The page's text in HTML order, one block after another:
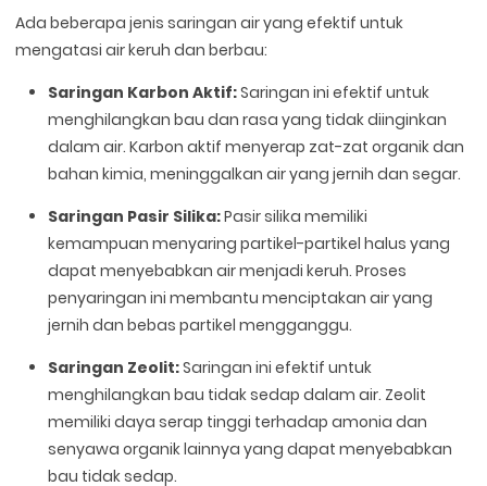
Ada beberapa jenis saringan air yang efektif untuk
mengatasi air keruh dan berbau:
Saringan Karbon Aktif:Saringan ini efektif untuk
menghilangkan bau dan rasa yang tidak diinginkan
dalam air. Karbon aktif menyerap zat-zat organik dan
bahan kimia, meninggalkan air yang jernih dan segar.
Saringan Pasir Silika:Pasir silika memiliki
kemampuan menyaring partikel-partikel halus yang
dapat menyebabkan air menjadi keruh. Proses
penyaringan ini membantu menciptakan air yang
jernih dan bebas partikel mengganggu.
Saringan Zeolit:Saringan ini efektif untuk
menghilangkan bau tidak sedap dalam air. Zeolit
memiliki daya serap tinggi terhadap amonia dan
senyawa organik lainnya yang dapat menyebabkan
bau tidak sedap.